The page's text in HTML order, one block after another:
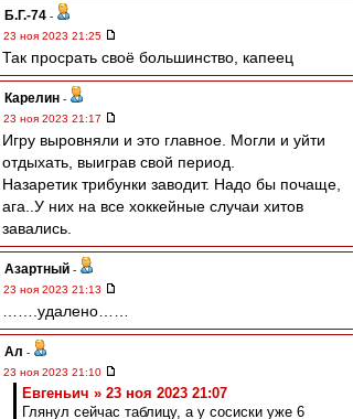
Б.Г.-74 -
23 ноя 2023 21:25
Так просрать своё большинство, капеец
Карелин -
23 ноя 2023 21:17
Игру выровняли и это главное. Могли и уйти
отдыхать, выиграв свой период.
Назаретик трибунки заводит. Надо бы почаще,
ага..У них на все хоккейные случаи хитов
завались.
Азартный -
23 ноя 2023 21:13
…….удалено……
Ал -
23 ноя 2023 21:10
Евгеньич » 23 ноя 2023 21:07
Глянул сейчас таблицу, а у сосиски уже 6